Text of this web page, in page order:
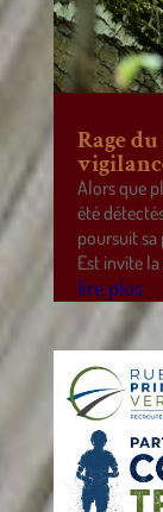
Rage
Alors que
été
poursuit sa
Est invite
lire plus